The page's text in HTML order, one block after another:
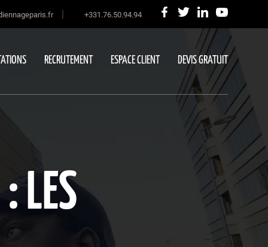
| +331.76.50.94.94
RECRUTEMENT ESPACE CLIENT DEVIS GRATUIT
LES